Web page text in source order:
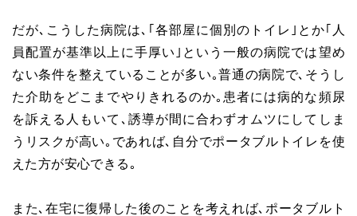
だが､こうした病院は､｢各部屋に個別のトイレ｣とか｢人
員配置が基準以上に手厚い｣という一般の病院では望め
ない条件を整えていることが多い｡普通の病院で､そうし
た介助をどこまでやりきれるのか｡患者には病的な頻尿
を訴える人もいて､誘導が間に合わずオムツにしてしま
うリスクが高い｡であれば､自分でポータブルトイレを使
えた方が安心できる｡
また､在宅に復帰した後のことを考えれば､ポータブルト